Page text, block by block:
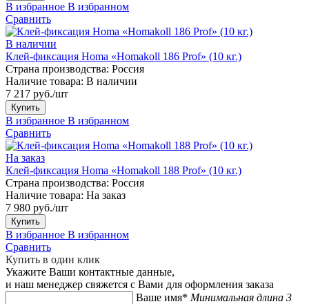
В избранное В избранном
Сравнить
В наличии
Клей-фиксация Homa «Homakoll 186 Prof» (10 кг.)
Страна производства: Россия
Наличие товара: В наличии
7 217 руб./шт
Купить
В избранное В избранном
Сравнить
На заказ
Клей-фиксация Homa «Homakoll 188 Prof» (10 кг.)
Страна производства: Россия
Наличие товара: На заказ
7 980 руб./шт
Купить
В избранное В избранном
Сравнить
Купить в один клик
Укажите Ваши контактные данные,
и наш менеджер свяжется с Вами для оформления заказа
Ваше имя* Минимальная длина 3